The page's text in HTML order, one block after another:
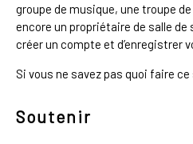
groupe de musique, une troupe
encore un propriétaire de salle
créer un compte et d’enregistrer
Si vous ne savez pas quoi faire
Soutenir